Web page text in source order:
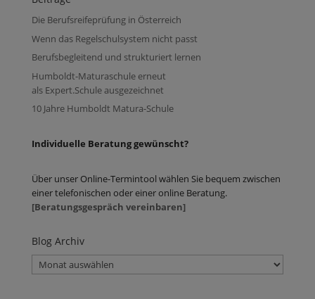
Die Berufsreifeprüfung in Österreich
Wenn das Regelschulsystem nicht passt
Berufsbegleitend und strukturiert lernen
Humboldt-Maturaschule erneut
als Expert.Schule ausgezeichnet
10 Jahre Humboldt Matura-Schule
Individuelle Beratung gewünscht?
Über unser Online-Termintool wählen Sie bequem zwischen
einer telefonischen oder einer online Beratung.
[Beratungsgespräch vereinbaren]
Blog Archiv
Blog
Archiv